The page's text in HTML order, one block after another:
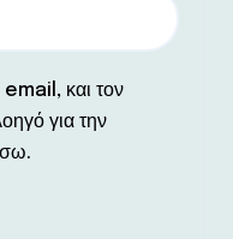
και τον
για την